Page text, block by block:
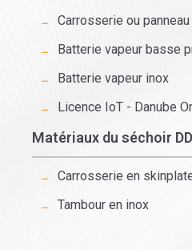
Carrosserie ou
Batterie vapeur basse
Batterie vapeur inox
Licence IoT - Danube
Matériaux du séchoir
Carrosserie en
Tambour en inox